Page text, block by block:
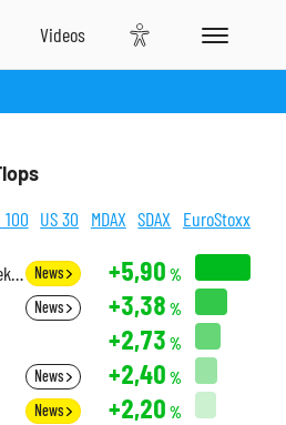
100 US 30 MDAX SDAX EuroStoxx
Deutsche Telekom News +5,90 %
News +3,38 %
+2,73 %
News +2,40 %
News +2,20 %